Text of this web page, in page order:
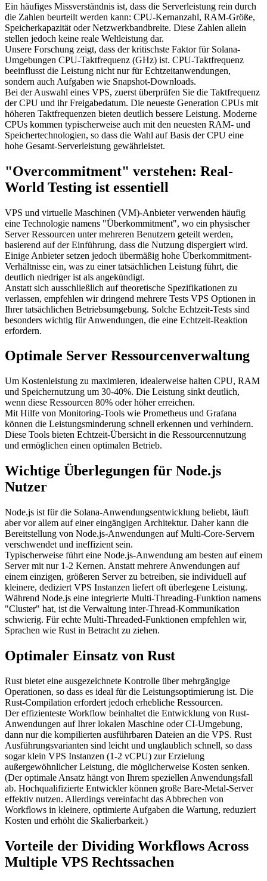
Ein häufiges Missverständnis ist, dass die Serverleistung rein durch
die Zahlen beurteilt werden kann: CPU-Kernanzahl, RAM-Größe,
Speicherkapazität oder Netzwerkbandbreite. Diese Zahlen allein
stellen jedoch keine reale Weltleistung dar.
Unsere Forschung zeigt, dass der kritischste Faktor für Solana-
Umgebungen CPU-Taktfrequenz (GHz) ist. CPU-Taktfrequenz
beeinflusst die Leistung nicht nur für Echtzeitanwendungen,
sondern auch Aufgaben wie Snapshot-Downloads.
Bei der Auswahl eines VPS, zuerst überprüfen Sie die Taktfrequenz
der CPU und ihr Freigabedatum. Die neueste Generation CPUs mit
höheren Taktfrequenzen bieten deutlich bessere Leistung. Moderne
CPUs kommen typischerweise auch mit den neuesten RAM- und
Speichertechnologien, so dass die Wahl auf Basis der CPU eine
hohe Gesamt-Serverleistung gewährleistet.
"Overcommitment" verstehen: Real-
World Testing ist essentiell
VPS und virtuelle Maschinen (VM)-Anbieter verwenden häufig
eine Technologie namens "Überkommitment", wo ein physischer
Server Ressourcen unter mehreren Benutzern geteilt werden,
basierend auf der Einführung, dass die Nutzung dispergiert wird.
Einige Anbieter setzen jedoch übermäßig hohe Überkommitment-
Verhältnisse ein, was zu einer tatsächlichen Leistung führt, die
deutlich niedriger ist als angekündigt.
Anstatt sich ausschließlich auf theoretische Spezifikationen zu
verlassen, empfehlen wir dringend mehrere Tests VPS Optionen in
Ihrer tatsächlichen Betriebsumgebung. Solche Echtzeit-Tests sind
besonders wichtig für Anwendungen, die eine Echtzeit-Reaktion
erfordern.
Optimale Server Ressourcenverwaltung
Um Kostenleistung zu maximieren, idealerweise halten CPU, RAM
und Speichernutzung um 30-40%. Die Leistung sinkt deutlich,
wenn diese Ressourcen 80% oder höher erreichen.
Mit Hilfe von Monitoring-Tools wie Prometheus und Grafana
können die Leistungsminderung schnell erkennen und verhindern.
Diese Tools bieten Echtzeit-Übersicht in die Ressourcennutzung
und ermöglichen einen optimalen Betrieb.
Wichtige Überlegungen für Node.js
Nutzer
Node.js ist für die Solana-Anwendungsentwicklung beliebt, läuft
aber vor allem auf einer eingängigen Architektur. Daher kann die
Bereitstellung von Node.js-Anwendungen auf Multi-Core-Servern
verschwendet und ineffizient sein.
Typischerweise führt eine Node.js-Anwendung am besten auf einem
Server mit nur 1-2 Kernen. Anstatt mehrere Anwendungen auf
einem einzigen, größeren Server zu betreiben, sie individuell auf
kleinere, dediziert VPS Instanzen liefert oft überlegene Leistung.
Während Node.js eine integrierte Multi-Threading-Funktion namens
"Cluster" hat, ist die Verwaltung inter-Thread-Kommunikation
schwierig. Für echte Multi-Threaded-Funktionen empfehlen wir,
Sprachen wie Rust in Betracht zu ziehen.
Optimaler Einsatz von Rust
Rust bietet eine ausgezeichnete Kontrolle über mehrgängige
Operationen, so dass es ideal für die Leistungsoptimierung ist. Die
Rust-Compilation erfordert jedoch erhebliche Ressourcen.
Der effizienteste Workflow beinhaltet die Entwicklung von Rust-
Anwendungen auf Ihrer lokalen Maschine oder CI-Umgebung,
dann nur die kompilierten ausführbaren Dateien an die VPS. Rust
Ausführungsvarianten sind leicht und unglaublich schnell, so dass
sogar klein VPS Instanzen (1-2 vCPU) zur Erzielung
außergewöhnlicher Leistung, die möglicherweise Kosten senken.
(Der optimale Ansatz hängt von Ihrem speziellen Anwendungsfall
ab. Hochqualifizierte Entwickler können große Bare-Metal-Server
effektiv nutzen. Allerdings vereinfacht das Abbrechen von
Workflows in kleinere, optimierte Aufgaben die Wartung, reduziert
Kosten und erhöht die Skalierbarkeit.)
Vorteile der Dividing Workflows Across
Multiple VPS Rechtssachen